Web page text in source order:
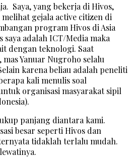
Saya, yang bekerja di Hivos,
gejala active citizen di
program Hivos di Asia
adalah ICT/Media maka
dengan teknologi. Saat
Yanuar Nugroho selalu
karena beliau adalah peneliti
kali menulis soal
organisasi masyarakat sipil
panjang diantara kami.
besar seperti Hivos dan
tidaklah terlalu mudah.